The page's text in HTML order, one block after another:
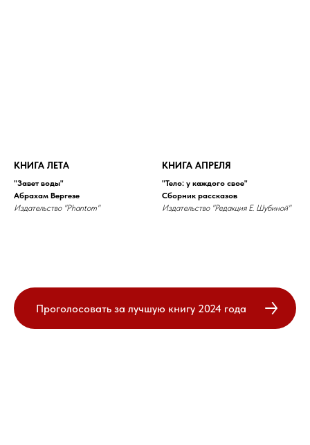
КНИГА ЛЕТА
"Завет воды"
Абрахам Вергезе
Издательство "Phantom"
КНИГА АПРЕЛЯ
"Тело: у каждого свое"
Сборник рассказов
Издательство "Редакция Е. Шубиной"
Проголосовать за лучшую книгу 2024 года